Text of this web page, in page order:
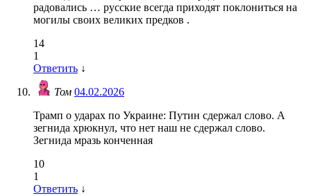
радовались … русские всегда приходят поклониться на
могилы своих великих предков .
14
1
Ответить ↓
Том 04.02.2026
Трамп о ударах по Украине: Путин сдержал слово. А
зегнида хрюкнул, что нет наш не сдержал слово.
Зегнида мразь конченная
10
1
Ответить ↓